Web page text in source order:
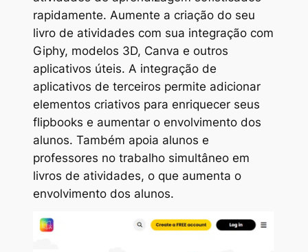
rapidamente. Aumente a criação do seu
livro de atividades com sua integração com
Giphy, modelos 3D, Canva e outros
aplicativos úteis. A integração de
aplicativos de terceiros permite adicionar
elementos criativos para enriquecer seus
flipbooks e aumentar o envolvimento dos
alunos. Também apoia alunos e
professores no trabalho simultâneo em
livros de atividades, o que aumenta o
envolvimento dos alunos.